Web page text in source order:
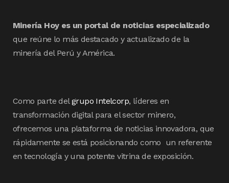
Minería Hoy es un portal de noticias especializado
que reúne lo más destacado y actualizado de la
minería del Perú y América.
Como parte delgrupo Intelcorp, líderes en
transformación digital para el sector minero,
ofrecemos una plataforma de noticias innovadora, que
rápidamente se está posicionando como un referente
en tecnología y una potente vitrina de exposición.